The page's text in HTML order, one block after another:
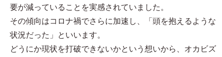
要が減っていることを実感されていました。
その傾向はコロナ禍でさらに加速し、「頭を抱えるような
状況だった」といいます。
どうにか現状を打破できないかという想いから、オカビズ